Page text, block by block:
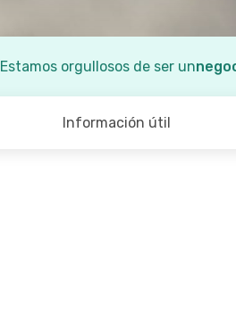
Estamos orgullosos de ser un
Información útil